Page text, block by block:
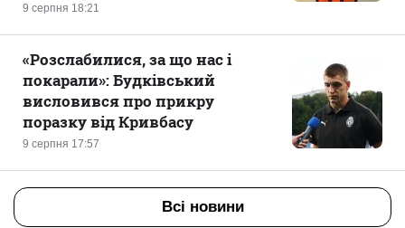
9 серпня 18:21
9 серпня 17:57
«Розслабилися, за що нас і
покарали»: Будківський
висловився про прикру
поразку від Кривбасу
Всі новини